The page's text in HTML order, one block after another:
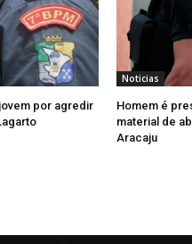
por agredir
Noticias
Homem é
material de
Aracaju